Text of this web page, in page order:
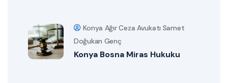
Konya Ağır Ceza Avukatı Samet
Doğukan Genç
Konya Bosna Miras Hukuku